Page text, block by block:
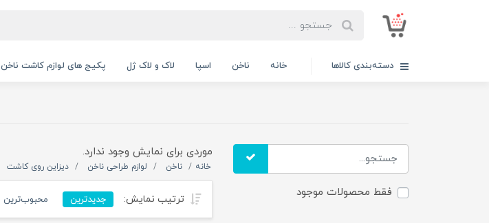
دسته‌بندی کالاها خانه ناخن اسپا لاک و لاک ژل پکیج های لوازم کاشت ناخن
فقط محصولات موجود
موردی برای نمایش وجود ندارد.
خانه ناخن لوازم طراحی ناخن دیزاین روی کاشت
ترتیب نمایش: جدیدترین محبوب‌ترین